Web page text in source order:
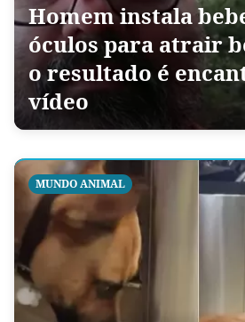
Homem instala
óculos para atrair
o resultado é
vídeo
MUNDO ANIMAL